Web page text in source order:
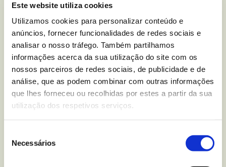
Este website utiliza cookies
Utilizamos cookies para personalizar conteúdo e
anúncios, fornecer funcionalidades de redes sociais e
analisar o nosso tráfego. Também partilhamos
informações acerca da sua utilização do site com os
nossos parceiros de redes sociais, de publicidade e de
análise, que as podem combinar com outras informações
que lhes forneceu ou recolhidas por estes a partir da sua
utilização dos respetivos serviços.
Necessários
nutricional sobre
Arroz Integral com Sabor a
Iogurte Sem Glúten
Vitalday?
Escreva-nos para
Mais recentes